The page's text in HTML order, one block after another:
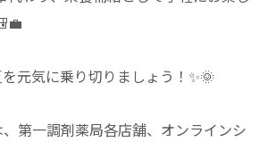
を元気に乗り切りましょう！✨🌞
、第一調剤薬局各店舗、オンラインシ